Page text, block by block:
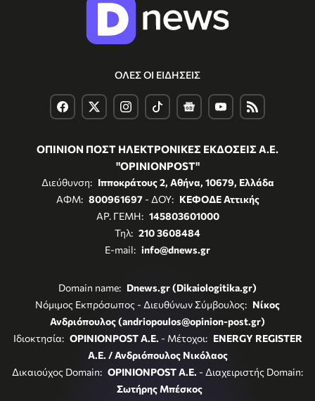
ΟΛΕΣ ΟΙ ΕΙΔΗΣΕΙΣ
ΟΠΙΝΙΟΝ ΠΟΣΤ ΗΛΕΚΤΡΟΝΙΚΕΣ ΕΚΔΟΣΕΙΣ Α.Ε.
"OPINIONPOST"
Διεύθυνση: Ιπποκράτους 2, Αθήνα, 10679, Ελλάδα
ΑΦΜ: 800961697- ΔΟΥ: ΚΕΦΟΔΕ Αττικής
ΑΡ. ΓΕΜΗ: 145803601000
Τηλ: 210 3608484
E-mail: info@dnews.gr
Domain name: Dnews.gr (Dikaiologitika.gr)
Νόμιμος Εκπρόσωπος - Διευθύνων Σύμβουλος: Νίκος
Ανδριόπουλος (andriopoulos@opinion-post.gr)
Ιδιοκτησία: OPINIONPOST A.E. - Μέτοχοι: ENERGY REGISTER
Α.Ε. / Ανδριόπουλος Νικόλαος
Δικαιούχος Domain: OPINIONPOST A.E. - Διαχειριστής Domain:
Σωτήρης Μπέσκος